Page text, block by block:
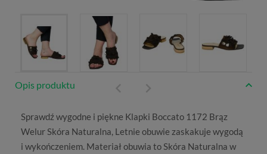
Opis produktu
Sprawdź wygodne i piękne Klapki Boccato 1172 Brąz
Welur Skóra Naturalna, Letnie obuwie zaskakuje wygodą
i wykończeniem. Materiał obuwia toSkóra Naturalna w